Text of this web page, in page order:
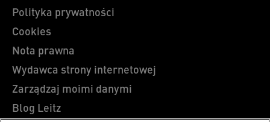
Polityka prywatności
Cookies
Nota prawna
Wydawca strony internetowej
Zarządzaj moimi danymi
Blog Leitz